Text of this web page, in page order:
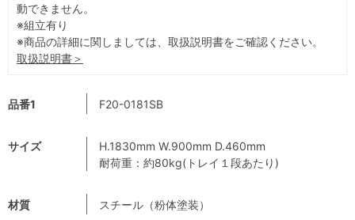
品番1 F20-0181SB
サイズ
H.1830mm W.900mm D.460mm
耐荷重：約80kg(トレイ１段あたり)
材質 スチール（粉体塗装）
動できません。
※組立有り
※商品の詳細に関しましては、取扱説明書をご確認ください。
取扱説明書＞